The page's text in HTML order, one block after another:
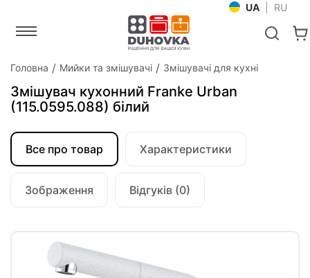
UA RU
Головна Мийки та змішувачі Змішувачі для кухні
Змішувач кухонний Franke Urban
(115.0595.088) білий
Все про товар Характеристики
Зображення Відгуків (0)